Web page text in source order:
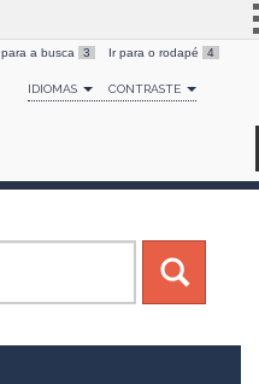
Simplifique!
Comunica BR
Canais
para a busca 3 Ir para o rodapé 4
IDIOMAS CONTRASTE